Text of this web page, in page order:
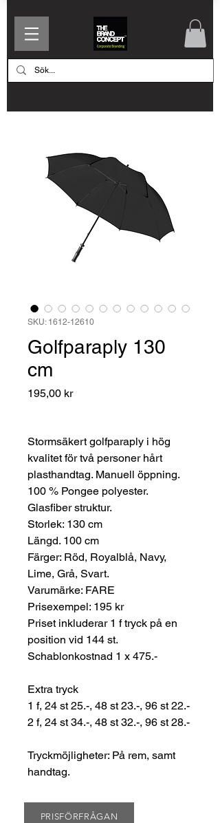
SKU: 1612-12610
Golfparaply 130
cm
195,00 krPris
Stormsäkert golfparaply i hög
kvalitet för två personer hårt
plasthandtag. Manuell öppning.
100 % Pongee polyester.
Glasfiber struktur.
Storlek: 130 cm
Längd. 100 cm
Färger: Röd, Royalblå, Navy,
Lime, Grå, Svart.
Varumärke: FARE
Prisexempel: 195 kr
Priset inkluderar 1 f tryck på en
position vid 144 st.
Schablonkostnad 1 x 475.-
Extra tryck
1 f, 24 st 25.-, 48 st 23.-, 96 st 22.-
2 f, 24 st 34.-, 48 st 32.-, 96 st 28.-
Tryckmöjligheter: På rem, samt
handtag.
PRISFÖRFRÅGAN